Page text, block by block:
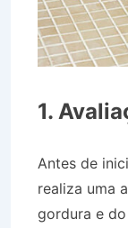
1.
Antes de
realiza uma
gordura e